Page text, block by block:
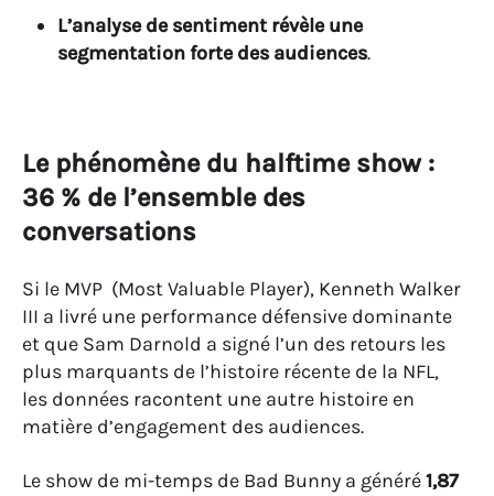
L’analyse de sentiment révèle une
segmentation forte des audiences.
Le phénomène du halftime show :
36 % de l’ensemble des
conversations
Si le MVP (Most Valuable Player), Kenneth Walker
III a livré une performance défensive dominante
et que Sam Darnold a signé l’un des retours les
plus marquants de l’histoire récente de la NFL,
les données racontent une autre histoire en
matière d’engagement des audiences.
Le show de mi-temps de Bad Bunny a généré1,87